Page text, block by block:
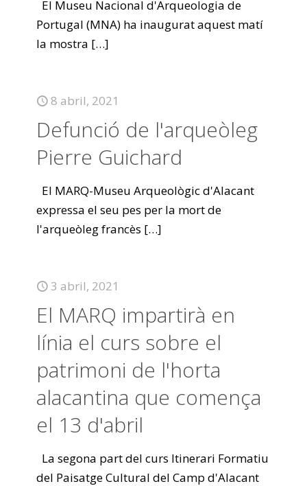
El Museu Nacional d'Arqueologia de
Portugal (MNA) ha inaugurat aquest matí
la mostra […]
8 abril, 2021
Defunció de l'arqueòleg
Pierre Guichard
El MARQ-Museu Arqueològic d'Alacant
expressa el seu pes per la mort de
l'arqueòleg francès […]
3 abril, 2021
El MARQ impartirà en
línia el curs sobre el
patrimoni de l'horta
alacantina que comença
el 13 d'abril
La segona part del curs Itinerari Formatiu
del Paisatge Cultural del Camp d'Alacant